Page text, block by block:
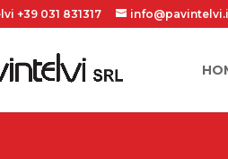
+39 031 831317